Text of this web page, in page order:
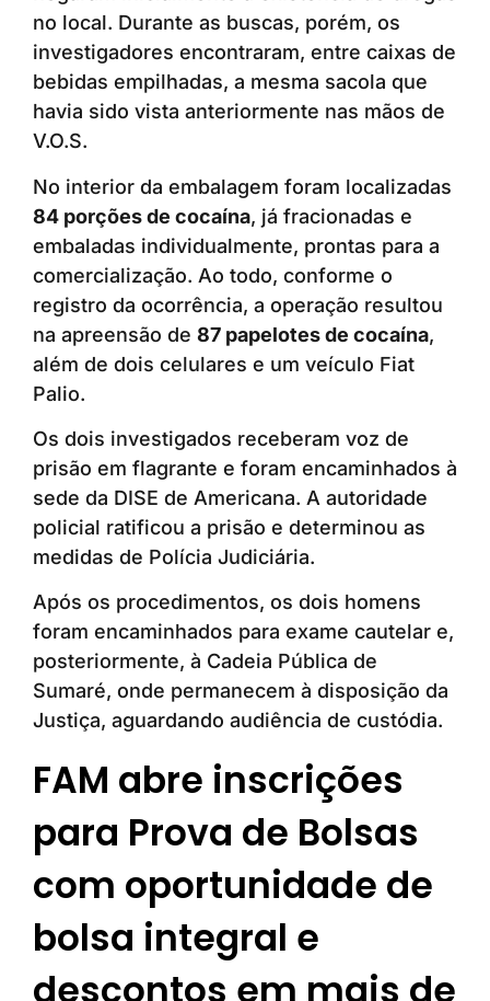
no local. Durante as buscas, porém, os
investigadores encontraram, entre caixas de
bebidas empilhadas, a mesma sacola que
havia sido vista anteriormente nas mãos de
V.O.S.
No interior da embalagem foram localizadas
84 porções de cocaína, já fracionadas e
embaladas individualmente, prontas para a
comercialização. Ao todo, conforme o
registro da ocorrência, a operação resultou
na apreensão de 87 papelotes de cocaína,
além de dois celulares e um veículo Fiat
Palio.
Os dois investigados receberam voz de
prisão em flagrante e foram encaminhados à
sede da DISE de Americana. A autoridade
policial ratificou a prisão e determinou as
medidas de Polícia Judiciária.
Após os procedimentos, os dois homens
foram encaminhados para exame cautelar e,
posteriormente, à Cadeia Pública de
Sumaré, onde permanecem à disposição da
Justiça, aguardando audiência de custódia.
FAM abre inscrições
para Prova de Bolsas
com oportunidade de
bolsa integral e
descontos em mais de